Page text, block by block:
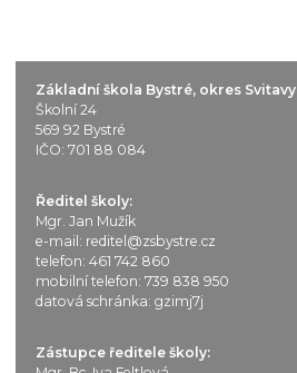
Základní škola Bystré, okres Svitavy
Školní 24
569 92 Bystré
IČO: 701 88 084
Ředitel školy:
Mgr. Jan Mužík
e-mail: reditel@zsbystre.cz
telefon: 461 742 860
mobilní telefon: 739 838 950
datová schránka: gzimj7j
Zástupce ředitele školy: